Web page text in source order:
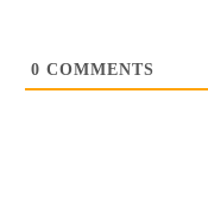
0 COMMENTS